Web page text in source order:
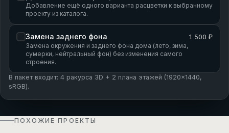
Добавление ещё одного варианта расцветки к выбранному
проекту из каталога.
Замена заднего фона 1 500 ₽
Замена окружения и заднего фона дома (лето, зима,
сумерки, нейтральный фон) без изменения самого
строения.
В пакет входит: 4 ракурса 3D + 2 плана этажей (1920×1440,
sRGB).
ПОХОЖИЕ ПРОЕКТЫ